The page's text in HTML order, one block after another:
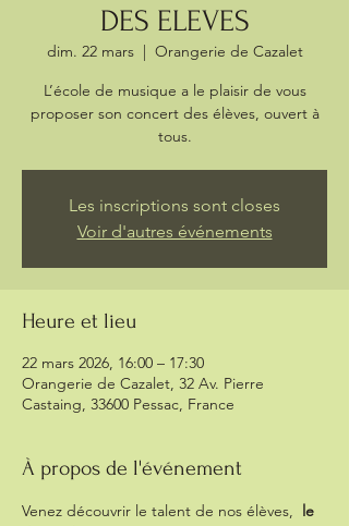
DES ELEVES
dim. 22 mars
  |
Orangerie de Cazalet
L’école de musique a le plaisir de vous
proposer son concert des élèves, ouvert à
tous.
Les inscriptions sont closes
Voir d'autres événements
Heure et lieu
22 mars 2026, 16:00 – 17:30
Orangerie de Cazalet, 32 Av. Pierre
Castaing, 33600 Pessac, France
À propos de l'événement
Venez découvrir le talent de nos élèves, le